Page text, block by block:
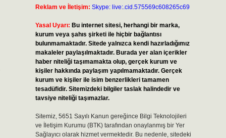
Reklam ve İletişim: Skype: live:.cid.575569c608265c69
Yasal Uyarı: Bu internet sitesi, herhangi bir marka,
kurum veya şahıs şirketi ile hiçbir bağlantısı
bulunmamaktadır. Sitede yalnızca kendi hazırladığımız
makaleler paylaşılmaktadır. Burada yer alan içerikler
haber niteliği taşımamakta olup, gerçek kurum ve
kişiler hakkında paylaşım yapılmamaktadır. Gerçek
kurum ve kişiler ile isim benzerlikleri tamamen
tesadüfidir. Sitemizdeki bilgiler taslak halindedir ve
tavsiye niteliği taşımazlar.
Sitemiz, 5651 Sayılı Kanun gereğince Bilgi Teknolojileri
ve İletişim Kurumu (BTK) tarafından onaylanmış bir Yer
Sağlayıcı olarak hizmet vermektedir. Bu nedenle, sitedeki